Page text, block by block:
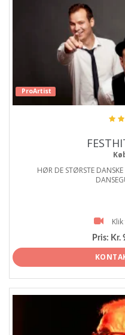
ProArtist
HØR DE STØRSTE
Pris: Kr.